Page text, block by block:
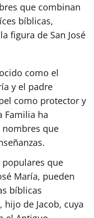
que combinan
bíblicas,
figura de San José
como el
y el padre
como protector y
Familia ha
que
que
María, pueden
bíblicas
hijo de Jacob, cuya